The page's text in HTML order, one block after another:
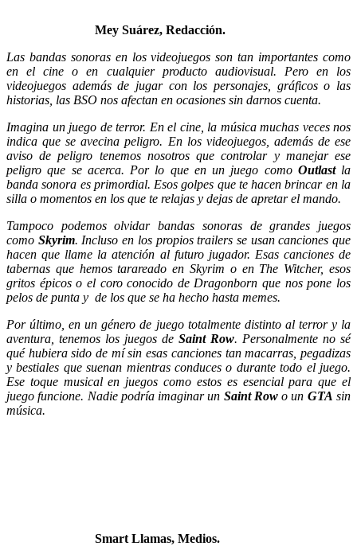
Mey Suárez, Redacción.
Las bandas sonoras en los videojuegos son tan importantes como
en el cine o en cualquier producto audiovisual. Pero en los
videojuegos además de jugar con los personajes, gráficos o las
historias, las BSO nos afectan en ocasiones sin darnos cuenta.
Imagina un juego de terror. En el cine, la música muchas veces nos
indica que se avecina peligro. En los videojuegos, además de ese
aviso de peligro tenemos nosotros que controlar y manejar ese
peligro que se acerca. Por lo que en un juego como Outlastla
banda sonora es primordial. Esos golpes que te hacen brincar en la
silla o momentos en los que te relajas y dejas de apretar el mando.
Tampoco podemos olvidar bandas sonoras de grandes juegos
como Skyrim. Incluso en los propios trailers se usan canciones que
hacen que llame la atención al futuro jugador. Esas canciones de
tabernas que hemos tarareado en Skyrim o en The Witcher, esos
gritos épicos o el coro conocido de Dragonborn que nos pone los
pelos de punta y de los que se ha hecho hasta memes.
Por último, en un género de juego totalmente distinto al terror y la
aventura, tenemos los juegos de Saint Row. Personalmente no sé
qué hubiera sido de mí sin esas canciones tan macarras, pegadizas
y bestiales que suenan mientras conduces o durante todo el juego.
Ese toque musical en juegos como estos es esencial para que el
juego funcione. Nadie podría imaginar un Saint Rowo un GTA sin
música.
Smart Llamas, Medios.